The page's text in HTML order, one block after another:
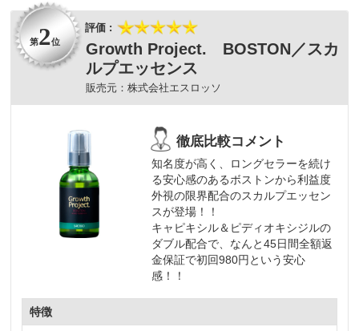
第2位
Growth Project. BOSTON／スカ
ルプエッセンス
株式会社エスロッソ
知名度が高く、ロングセラーを続け
る安心感のあるボストンから利益度
外視の限界配合のスカルプエッセン
スが登場！！
キャピキシル＆ピディオキシジルの
ダブル配合で、なんと45日間全額返
金保証で初回980円という安心
感！！
特徴